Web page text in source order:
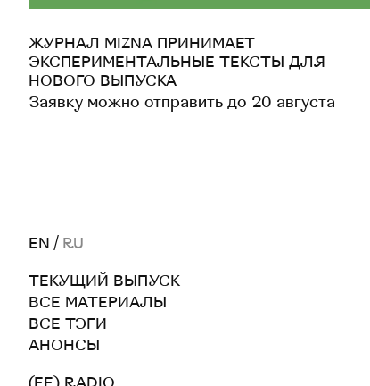
ЖУРНАЛ MIZNA ПРИНИМАЕТ
ЭКСПЕРИМЕНТАЛЬНЫЕ ТЕКСТЫ ДЛЯ
НОВОГО ВЫПУСКА
Заявку можно отправить до 20 августа
EN / RU
ТЕКУЩИЙ ВЫПУСК
ВСЕ МАТЕРИАЛЫ
ВСЕ ТЭГИ
АНОНСЫ